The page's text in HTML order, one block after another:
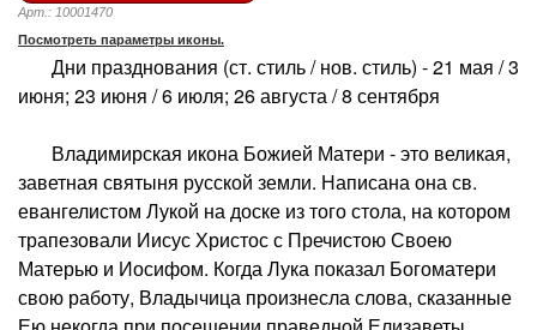
Арт.: 10001470
Посмотреть параметры иконы.
Дни празднования (ст. стиль / нов. стиль) - 21 мая / 3
июня; 23 июня / 6 июля; 26 августа / 8 сентября
Владимирская икона Божией Матери - это великая,
заветная святыня русской земли. Написана она св.
евангелистом Лукой на доске из того стола, на котором
трапезовали Иисус Христос с Пречистою Своею
Матерью и Иосифом. Когда Лука показал Богоматери
свою работу, Владычица произнесла слова, сказанные